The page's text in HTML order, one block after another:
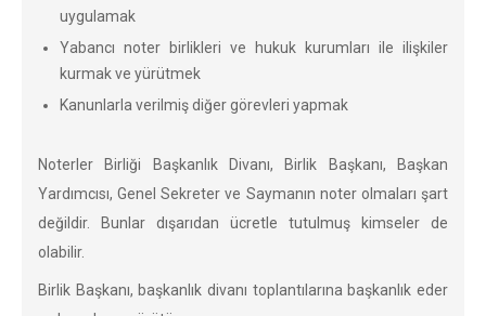
uygulamak
Yabancı noter birlikleri ve hukuk kurumları ile ilişkiler
kurmak ve yürütmek
Kanunlarla verilmiş diğer görevleri yapmak
Noterler Birliği Başkanlık Divanı, Birlik Başkanı, Başkan
Yardımcısı, Genel Sekreter ve Saymanın noter olmaları şart
değildir. Bunlar dışarıdan ücretle tutulmuş kimseler de
olabilir.
Birlik Başkanı, başkanlık divanı toplantılarına başkanlık eder